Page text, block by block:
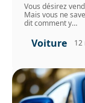
Vous désirez
Mais vous ne
dit comment y…
Voiture 12